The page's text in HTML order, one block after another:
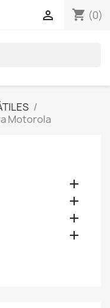
shopping_cart (0)

Motorola



